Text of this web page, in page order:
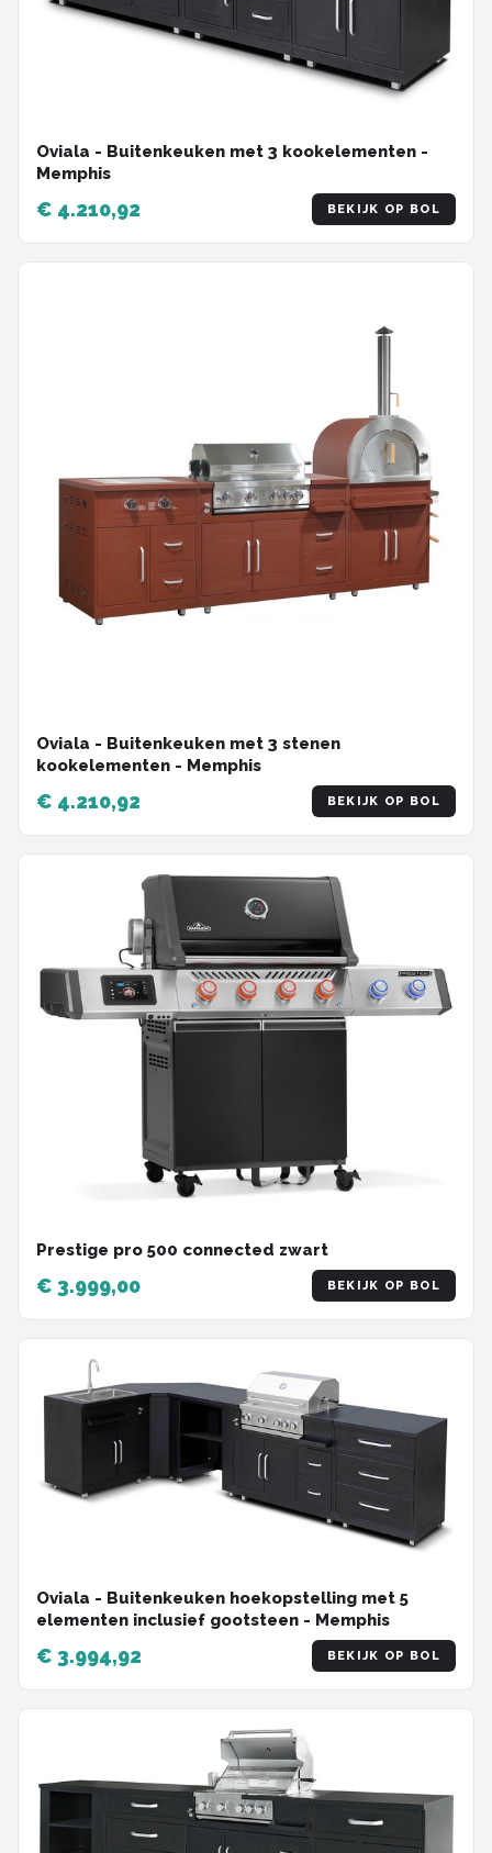
Oviala - Buitenkeuken met 3 kookelementen -
Memphis
€ 4.210,92 BEKIJK OP BOL
Oviala - Buitenkeuken met 3 stenen
kookelementen - Memphis
€ 4.210,92 BEKIJK OP BOL
Prestige pro 500 connected zwart
€ 3.999,00 BEKIJK OP BOL
Oviala - Buitenkeuken hoekopstelling met 5
elementen inclusief gootsteen - Memphis
€ 3.994,92 BEKIJK OP BOL